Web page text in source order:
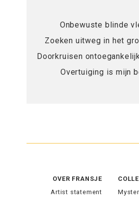
Onbewuste blinde
Zoeken uitweg in het
Doorkruisen
Overtuiging is mijn
OVER FRANSJE
Artist statement